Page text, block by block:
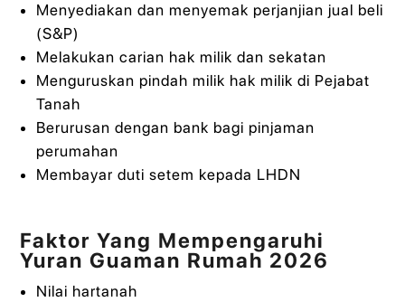
Menyediakan dan menyemak perjanjian jual beli
(S&P)
Melakukan carian hak milik dan sekatan
Menguruskan pindah milik hak milik di Pejabat
Tanah
Berurusan dengan bank bagi pinjaman
perumahan
Membayar duti setem kepada LHDN
Faktor Yang Mempengaruhi
Yuran Guaman Rumah 2026
Nilai hartanah